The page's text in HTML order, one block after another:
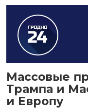
Массовые
Трампа и
и Европу